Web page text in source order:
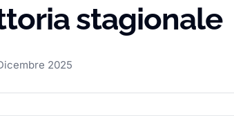
stagionale
2025